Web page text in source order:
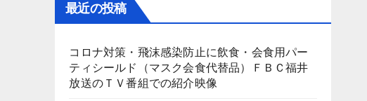
最近の投稿
コロナ対策・飛沫感染防止に飲食・会食用パー
ティシールド（マスク会食代替品）ＦＢＣ福井
放送のＴＶ番組での紹介映像